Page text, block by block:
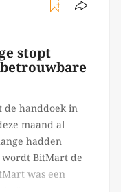
op 29 juli
stopt
de handdoek in
maand al
hadden
wordt BitMart de
was een